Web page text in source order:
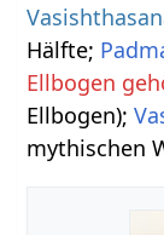
Hälfte;
Ellbogen
Ellbogen);
mythischen